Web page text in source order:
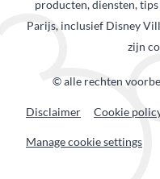
producten, diensten,
Parijs, inclusief Disney
zijn
© alle rechten
Disclaimer Cookie
Manage cookie settings